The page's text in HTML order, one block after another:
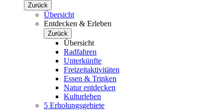
Zurück
Übersicht
Entdecken & Erleben
Zurück
Übersicht
Radfahren
Unterkünfte
Freizeitaktivitäten
Essen & Trinken
Natur entdecken
Kulturleben
5 Erholungsgebiete